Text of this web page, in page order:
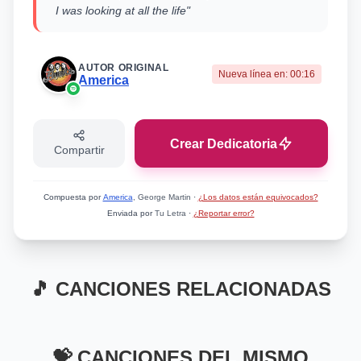
I was looking at all the life"
AUTOR ORIGINAL
America Nueva línea en: 00:16
Compartir Crear Dedicatoria
Compuesta porAmerica , George Martin · ¿Los datos están equivocados?
Enviada porTu Letra · ¿Reportar error?
🎵 CANCIONES RELACIONADAS
The Last Resort
Santé